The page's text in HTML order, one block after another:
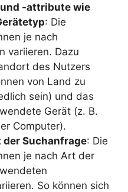
-attribute wie
: Die
je nach
variieren. Dazu
des Nutzers
von Land zu
sein) und das
Gerät (z. B.
Computer).
der Suchanfrage: Die
je nach Art der
So können sich